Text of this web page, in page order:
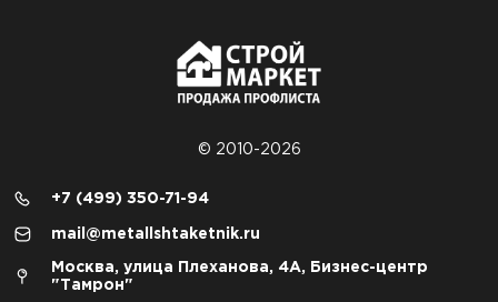
© 2010-2026
+7 (499) 350-71-94
mail@metallshtaketnik.ru
Москва, улица Плеханова, 4А, Бизнес-центр
"Тамрон"